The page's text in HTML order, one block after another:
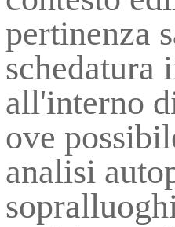
pertinenza
schedatura
all'interno
ove
analisi